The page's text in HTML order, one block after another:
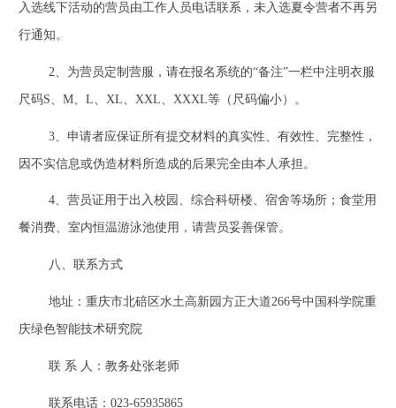
入选线下活动的营员由工作人员电话联系，未入选夏令营者不再另
行通知。
2 、为营员定制营服，请在报名系统的“备注”一栏中注明衣服
尺码S M、 L XL XXL XXXL等（尺码偏小）。
3、申请者应保证所有提交材料的真实性、有效性、完整性，
因不实信息或伪造材料所造成的后果完全由本人承担。
4、营员证用于出入校园、综合科研楼、宿舍等场所；食堂用
餐消费、室内恒温游泳池使用，请营员妥善保管。
八、联系方式
地址：重庆市北碚区水土高新园方正大道266号中国科学院重
庆绿色智能技术研究院
联 系 人：教务处张老师
联系电话： 023-65935865